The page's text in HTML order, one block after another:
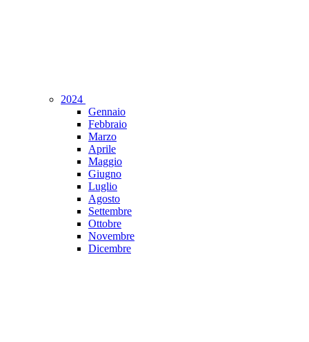
2024
Gennaio
Febbraio
Marzo
Aprile
Maggio
Giugno
Luglio
Agosto
Settembre
Ottobre
Novembre
Dicembre